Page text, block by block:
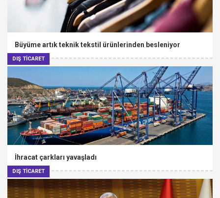
DIŞ TİCARET
Büyüme artık teknik tekstil ürünlerinden besleniyor
DIŞ TİCARET
İhracat çarkları yavaşladı